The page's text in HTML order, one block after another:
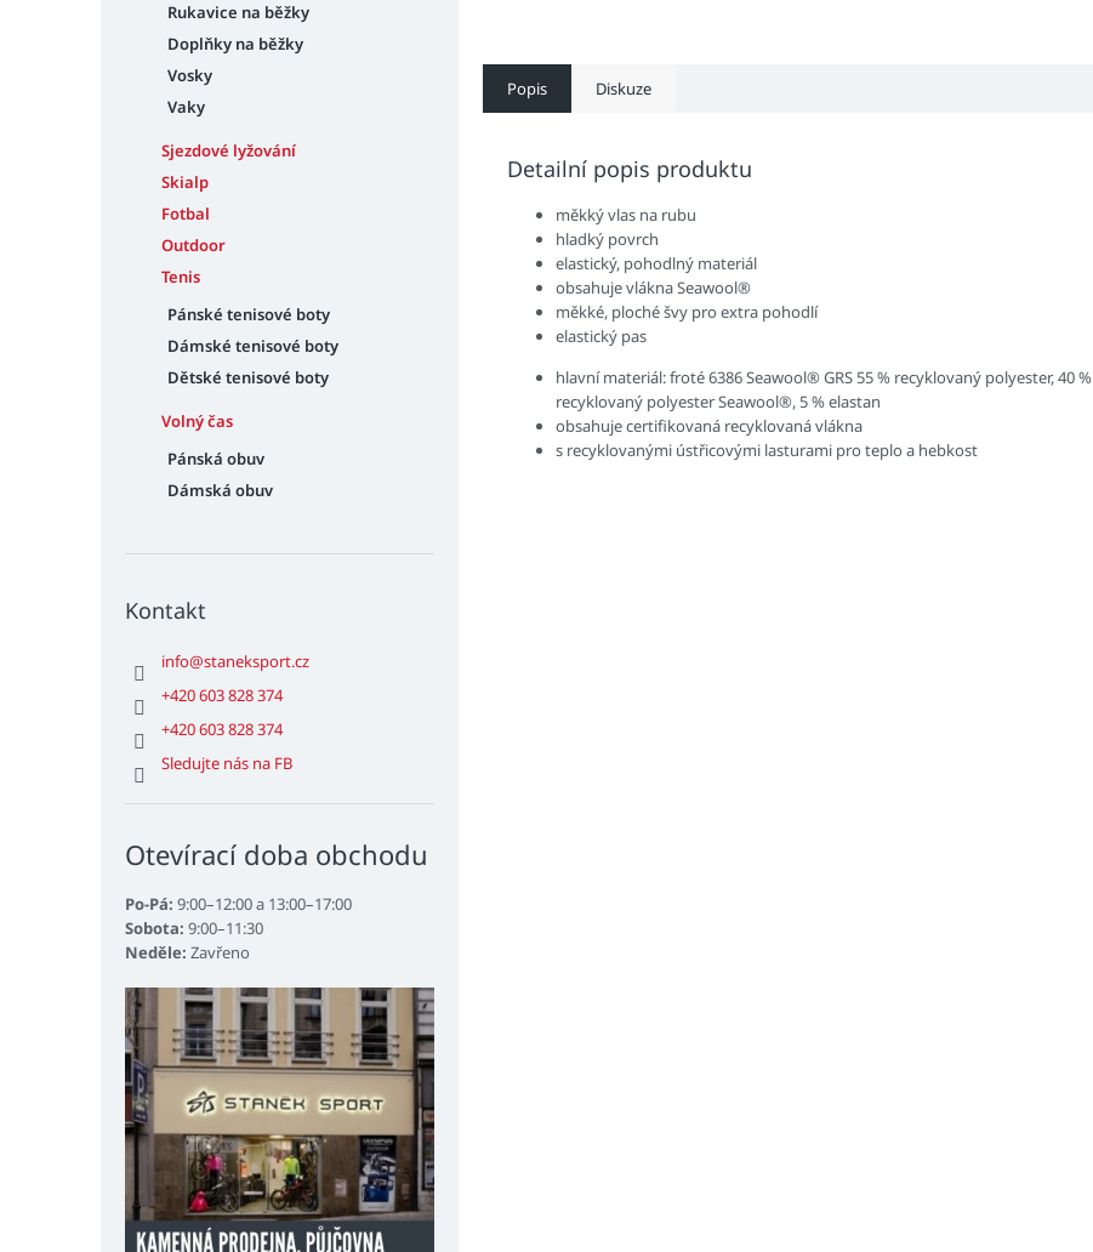
Rukavice na běžky
Doplňky na běžky
Vosky
Vaky
Sjezdové lyžování
Skialp
Fotbal
Outdoor
Tenis
Pánské tenisové boty
Dámské tenisové boty
Dětské tenisové boty
Volný čas
Pánská obuv
Dámská obuv
Kontakt
info@staneksport.cz
+420 603 828 374
+420 603 828 374
Sledujte nás na FB
Otevírací doba obchodu
Po-Pá: 9:00–12:00 a 13:00–17:00
Sobota: 9:00–11:30
Neděle: Zavřeno
Popis Diskuze
Detailní popis produktu
měkký vlas na rubu
hladký povrch
elastický, pohodlný materiál
obsahuje vlákna Seawool®
měkké, ploché švy pro extra pohodlí
elastický pas
hlavní materiál: froté 6386 Seawool® GRS 55 % recyklovaný polyester, 40 %
recyklovaný polyester Seawool®, 5 % elastan
obsahuje certifikovaná recyklovaná vlákna
s recyklovanými ústřicovými lasturami pro teplo a hebkost